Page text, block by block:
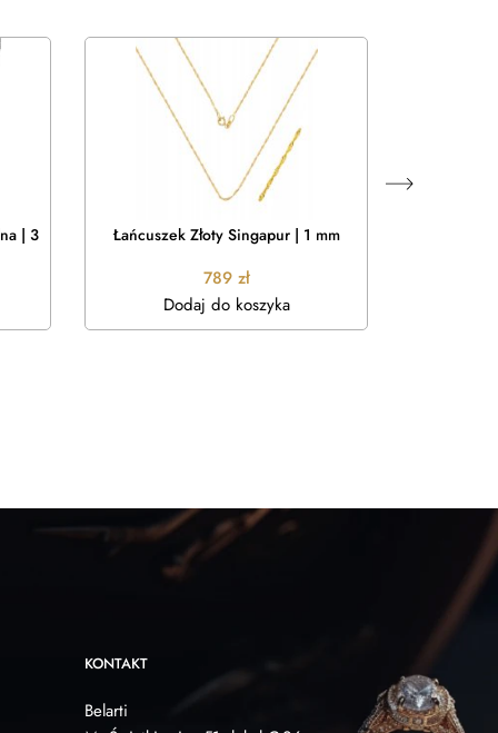
| 3
Łańcuszek Złoty Singapur | 1 mm
789 zł
Dodaj do koszyka
KONTAKT
Belarti